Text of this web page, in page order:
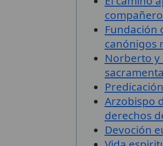
Fundación
canónigos
Norberto y
Arzobispo
derechos
Devoción